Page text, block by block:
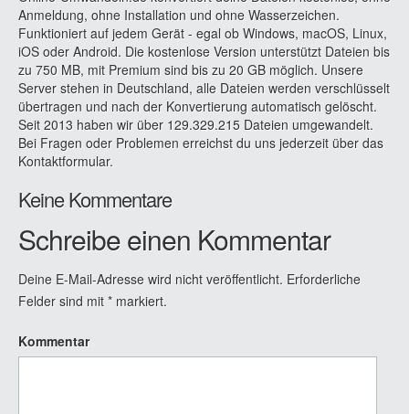
Anmeldung, ohne Installation und ohne Wasserzeichen.
Funktioniert auf jedem Gerät - egal ob Windows, macOS, Linux,
iOS oder Android. Die kostenlose Version unterstützt Dateien bis
zu 750 MB, mit Premium sind bis zu 20 GB möglich. Unsere
Server stehen in Deutschland, alle Dateien werden verschlüsselt
übertragen und nach der Konvertierung automatisch gelöscht.
Seit 2013 haben wir über 129.329.215 Dateien umgewandelt.
Bei Fragen oder Problemen erreichst du uns jederzeit über das
Kontaktformular.
Keine Kommentare
Schreibe einen Kommentar
Deine E-Mail-Adresse wird nicht veröffentlicht. Erforderliche
Felder sind mit * markiert.
Kommentar